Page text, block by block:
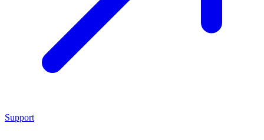
Support